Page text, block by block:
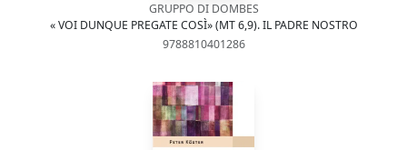
GRUPPO DI DOMBES
« VOI DUNQUE PREGATE COSÌ» (MT 6,9). IL PADRE NOSTRO
9788810401286